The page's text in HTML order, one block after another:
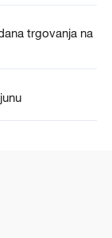
trgovanja na